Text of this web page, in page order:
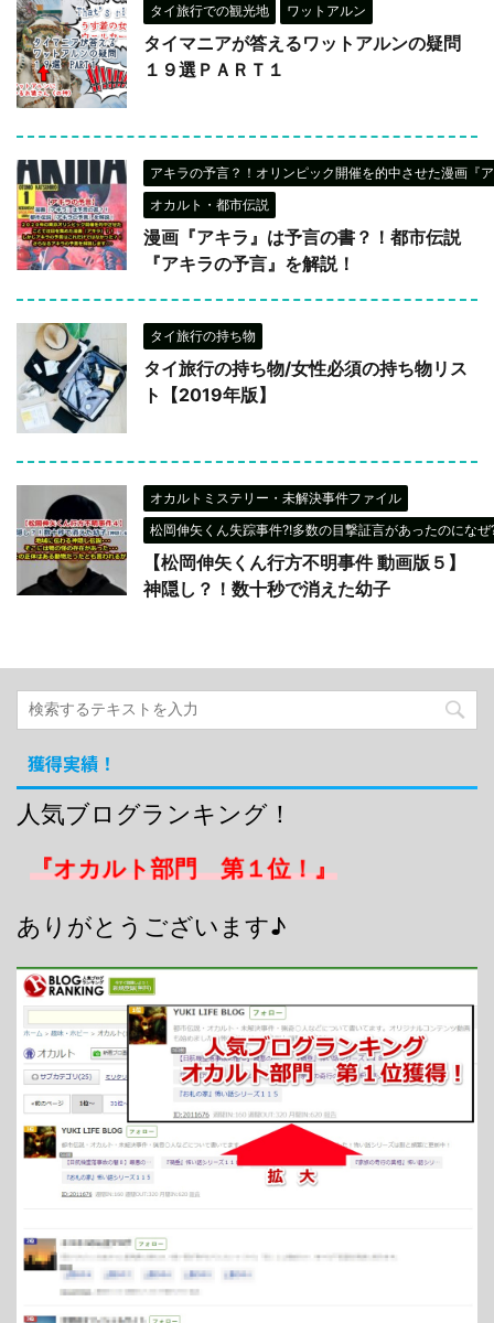
タイ旅行での観光地 ワットアルン
タイマニアが答えるワットアルンの疑問
１９選ＰＡＲＴ１
アキラの予言？！オリンピック開催を的中させた漫画『
オカルト・都市伝説
漫画『アキラ』は予言の書？！都市伝説
『アキラの予言』を解説！
タイ旅行の持ち物
タイ旅行の持ち物/女性必須の持ち物リス
ト【2019年版】
オカルトミステリー・未解決事件ファイル
松岡伸矢くん失踪事件?!多数の目撃証言があったのにな
【松岡伸矢くん行方不明事件 動画版５】
神隠し？！数十秒で消えた幼子
獲得実績！
人気ブログランキング！
『オカルト部門 第１位！』
ありがとうございます♪